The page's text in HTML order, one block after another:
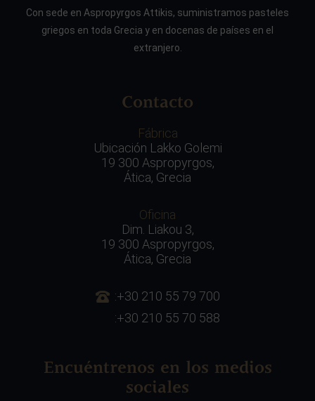
Con sede en Aspropyrgos Attikis, suministramos pasteles
griegos en toda Grecia y en docenas de países en el
extranjero.
Contacto
Fábrica
Ubicación Lakko Golemi
19 300 Aspropyrgos,
Ática, Grecia
Oficina
Dim. Liakou 3,
19 300 Aspropyrgos,
Ática, Grecia
:+30 210 55 79 700
:+30 210 55 70 588
Encuéntrenos en los medios
sociales